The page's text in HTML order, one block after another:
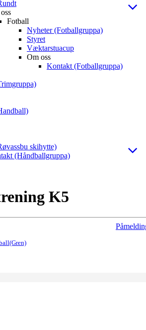
Fotball
Nyheter (Fotballgruppa)
Styret
Væktarstuacup
Om oss
Kontakt (Fotballgruppa)
skihytte)
(Håndballgruppa)
K5